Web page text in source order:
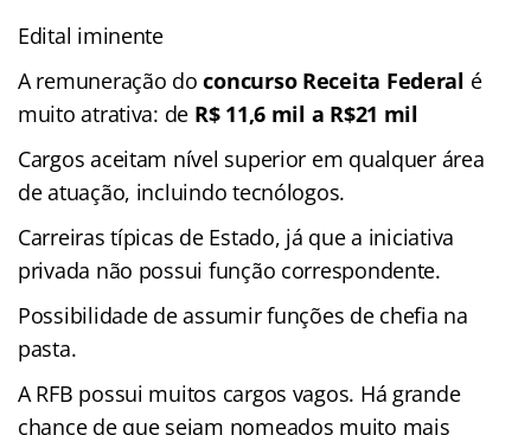
Edital iminente
A remuneração doconcurso Receita Federal é
muito atrativa: de R$ 11,6 mil a R$21 mil
Cargos aceitam nível superior em qualquer área
de atuação, incluindo tecnólogos.
Carreiras típicas de Estado, já que a iniciativa
privada não possui função correspondente.
Possibilidade de assumir funções de chefia na
pasta.
A RFB possui muitos cargos vagos. Há grande
chance de que sejam nomeados muito mais